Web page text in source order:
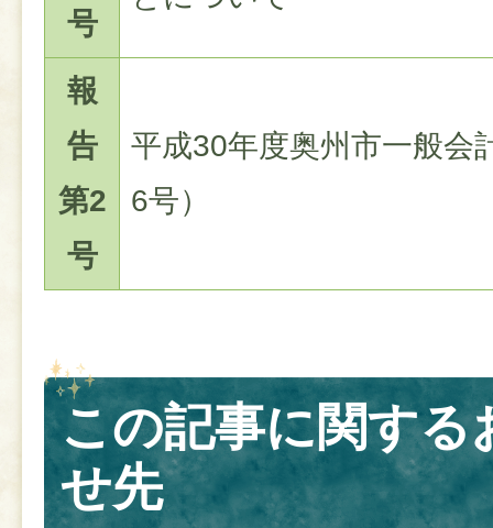
号
報
告
第2
号
平成30年度奥州市一般会
6号）
この記事に関する
せ先